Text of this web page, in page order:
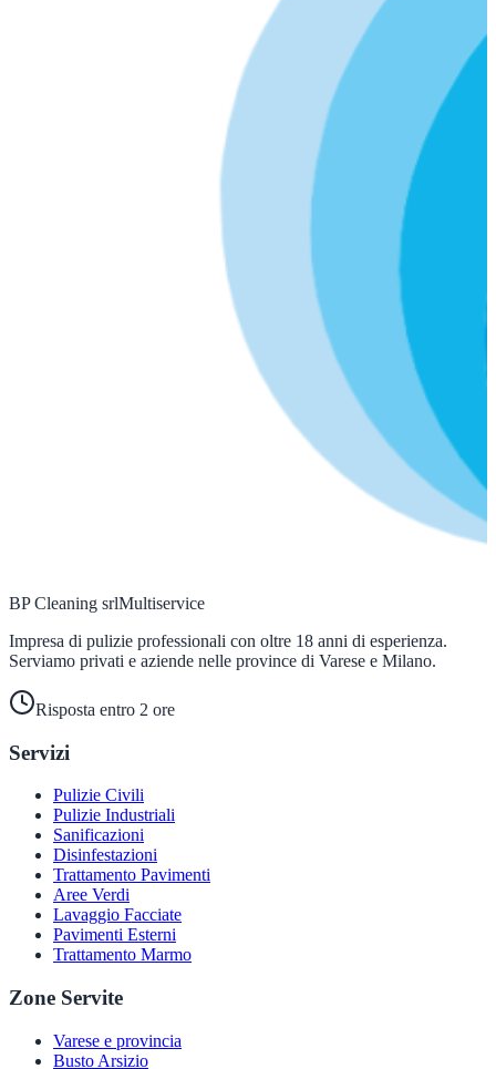
BP Cleaning srlMultiservice
Impresa di pulizie professionali con oltre 18 anni di esperienza.
Serviamo privati e aziende nelle province di Varese e Milano.
Risposta entro 2 ore
Servizi
Pulizie Civili
Pulizie Industriali
Sanificazioni
Disinfestazioni
Trattamento Pavimenti
Aree Verdi
Lavaggio Facciate
Pavimenti Esterni
Trattamento Marmo
Zone Servite
Varese e provincia
Busto Arsizio